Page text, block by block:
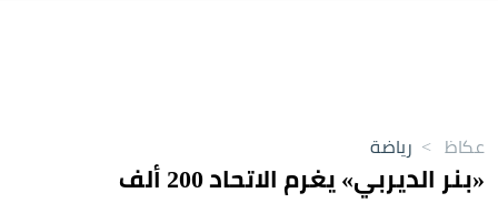
عكاظ > رياضة
«بنر الديربي» يغرم الاتحاد 200 ألف